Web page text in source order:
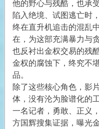
他的野心与残酷，也承
陷入绝境、试图逃亡时
终在直升机追击的混乱
在，为这部充满暴力与
也反衬出金权交易的残
金权的腐蚀下，终究不
品。
除了这些核心角色，影
体，没有沦为脸谱化的
一名记者，勇敢、正义
方国辉搜集证据，曝光